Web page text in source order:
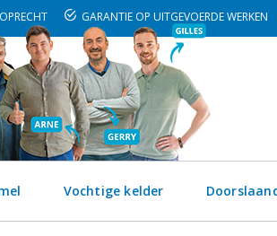
GARANTIE OP UITGEVOERDE WERKEN
Vochtige kelder